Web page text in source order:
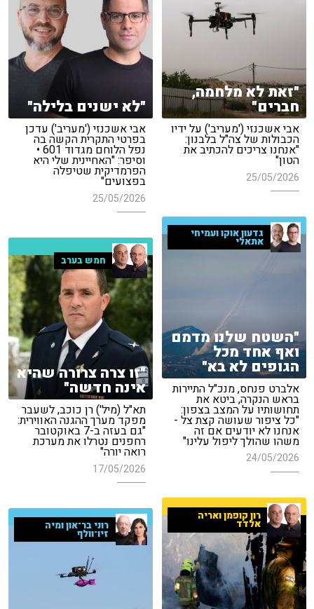
"זאת לא מלחמה,
חברים"
אבי אשכנזי ('מעריב') על ידיו
הכבולות של צה"ל בלבנון:
"אנחנו צריכים להכתיב את
הטון"
25/05/2026
"לא ישנים בלילה"
אבי אשכנזי ('מעריב') עדכן
בפרטי התקרית הקשה בה
נפל הלוחם מגדוד 601 •
וסיפר: "האחיינית שלי היא
הפרמדיקית שטיפלה
בפצועים"
25/05/2026
גדעון אוקו ועמיחי
אתאלי
"השטח שלנו מדמם
ואף אחד מכל
הגופים לא בא"
אלברט פנחס, מנכ"ל התיירות
בראש הנקרה, ביטא את
תחושותיו על המצב בצפון:
"כל ציפור שעושה קצת צל -
אנחנו לא יודעים אם זה
משהו שהולך ליפול עלינו"
24/05/2026
חמש בערב
"זו צרה צרורה שהיא
אינה חדשה"
תא"ל (מיל') רן כוכב, לשעבר
מפקד מערך ההגנה האווירית:
"גם בעזה ב-7 באוקטובר
רחפנים נטרלו את מערכת
רואה יורה"
17/05/2026
רון קופמן ואריה
אלדד רוני בר־און ומיה
זיו־וולף